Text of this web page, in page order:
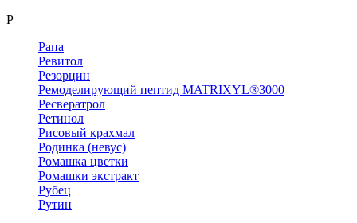
Р
Рапа
Ревитол
Резорцин
Ремоделирующий пептид MATRIXYL®3000
Ресвератрол
Ретинол
Рисовый крахмал
Родинка (невус)
Ромашка цветки
Ромашки экстракт
Рубец
Рутин